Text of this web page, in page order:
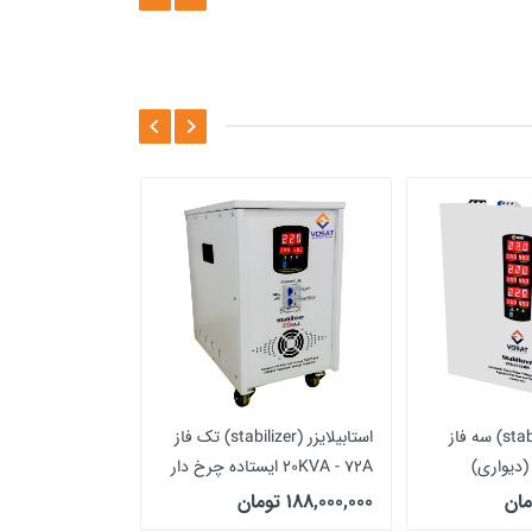
استابلایزر (stabilizer) سه فاز
استابیلایزر (stabilizer) تک فاز
20KVA - 72A ایستاده چرخ دار
188,000,000 تومان